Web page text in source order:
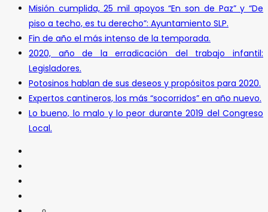
Misión cumplida, 25 mil apoyos “En son de Paz” y “De
piso a techo, es tu derecho”: Ayuntamiento SLP.
Fin de año el más intenso de la temporada.
2020, año de la erradicación del trabajo infantil:
Legisladores.
Potosinos hablan de sus deseos y propósitos para 2020.
Expertos cantineros, los más “socorridos” en año nuevo.
Lo bueno, lo malo y lo peor durante 2019 del Congreso
Local.